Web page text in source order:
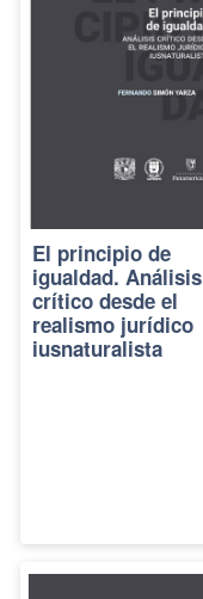
El principio de
igualdad. Análisis
crítico desde el
realismo jurídico
iusnaturalista